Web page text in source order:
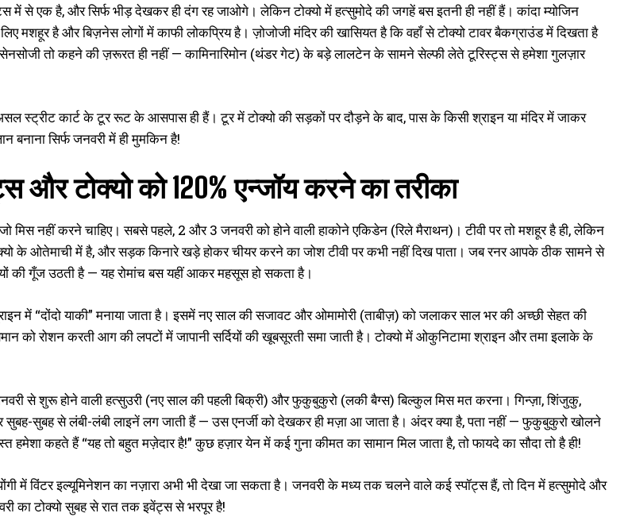
में से एक है, और सिर्फ भीड़ देखकर ही दंग रह जाओगे। लेकिन टोक्यो में हत्सुमोदे की जगहें बस इतनी ही नहीं हैं। कांदा म्योजिन
मशहूर है और बिज़नेस लोगों में काफी लोकप्रिय है। ज़ोजोजी मंदिर की खासियत है कि वहाँ से टोक्यो टावर बैकग्राउंड में दिखता है
तो कहने की ज़रूरत ही नहीं — कामिनारिमोन (थंडर गेट) के बड़े लालटेन के सामने सेल्फी लेते टूरिस्ट्स से हमेशा गुलज़ार
स्ट्रीट कार्ट के टूर रूट के आसपास ही हैं। टूर में टोक्यो की सड़कों पर दौड़ने के बाद, पास के किसी श्राइन या मंदिर में जाकर
बनाना सिर्फ जनवरी में ही मुमकिन है!
और टोक्यो को 120% एन्जॉय करने का तरीका
मिस नहीं करने चाहिए। सबसे पहले, 2 और 3 जनवरी को होने वाली हाकोने एकिडेन (रिले मैराथन)। टीवी पर तो मशहूर है ही, लेकिन
के ओतेमाची में है, और सड़क किनारे खड़े होकर चीयर करने का जोश टीवी पर कभी नहीं दिख पाता। जब रनर आपके ठीक सामने से
की गूँज उठती है — यह रोमांच बस यहीं आकर महसूस हो सकता है।
में “दोंदो याकी” मनाया जाता है। इसमें नए साल की सजावट और ओमामोरी (ताबीज़) को जलाकर साल भर की अच्छी सेहत की
को रोशन करती आग की लपटों में जापानी सर्दियों की खूबसूरती समा जाती है। टोक्यो में ओकुनिटामा श्राइन और तमा इलाके के
से शुरू होने वाली हत्सुउरी (नए साल की पहली बिक्री) और फुकुबुकुरो (लकी बैग्स) बिल्कुल मिस मत करना। गिन्ज़ा, शिंजुकु,
सुबह-सुबह से लंबी-लंबी लाइनें लग जाती हैं — उस एनर्जी को देखकर ही मज़ा आ जाता है। अंदर क्या है, पता नहीं — फुकुबुकुरो खोलने
हमेशा कहते हैं “यह तो बहुत मज़ेदार है!” कुछ हज़ार येन में कई गुना कीमत का सामान मिल जाता है, तो फायदे का सौदा तो है ही!
में विंटर इल्यूमिनेशन का नज़ारा अभी भी देखा जा सकता है। जनवरी के मध्य तक चलने वाले कई स्पॉट्स हैं, तो दिन में हत्सुमोदे और
का टोक्यो सुबह से रात तक इवेंट्स से भरपूर है!